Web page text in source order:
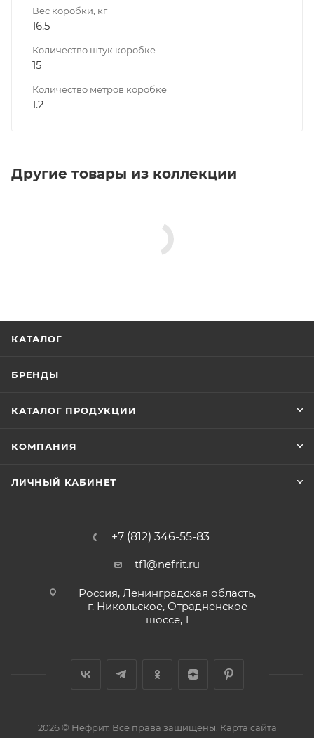
Вес коробки, кг
16.5
Количество штук коробке
15
Количество метров коробке
1.2
Другие товары из коллекции
КАТАЛОГ
БРЕНДЫ
КАТАЛОГ ПРОДУКЦИИ
КОМПАНИЯ
ЛИЧНЫЙ КАБИНЕТ
+7 (812) 346-55-83
tf1@nefrit.ru
Россия, Ленинградская область,
г. Никольское, Отрадненское
шоссе, 1
2026 © Нефрит. Все права защищены. Карта сайта